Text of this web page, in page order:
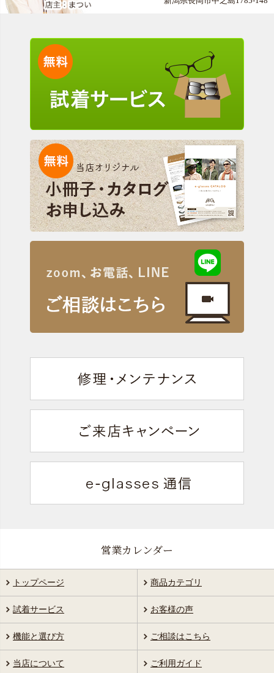
営業カレンダー
トップページ 商品カテゴリ
試着サービス お客様の声
機能と選び方 ご相談はこちら
当店について ご利用ガイド